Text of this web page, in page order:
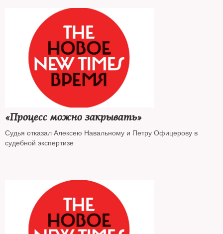
«Процесс можно закрывать»
Судья отказал Алексею Навальному и Петру Офицерову в
судебной экспертизе